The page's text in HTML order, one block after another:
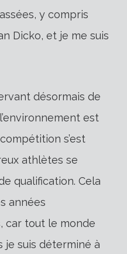
y compris
Dicko, et je me suis
désormais de
est
s’est
athlètes se
qualification. Cela
années
car tout le monde
je suis déterminé à